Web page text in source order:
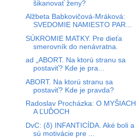
šikanovať ženy?
Alžbeta Babkovičová-Mráková:
SVEDOMIE NAMIESTO PAR...
SÚKROMIE MATKY. Pre dieťa
smerovník do nenávratna.
ad „ABORT. Na ktorú stranu sa
postaviť? Kde je pra...
ABORT. Na ktorú stranu sa
postaviť? Kde je pravda?
Radoslav Procházka: O MYŠIACH
A ĽUĎOCH
DvC: (δ) INFANTICÍDA. Aké boli a
sú motivácie pre ...